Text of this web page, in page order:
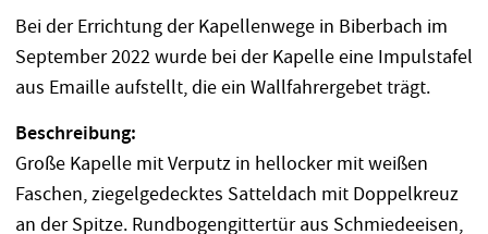
Bei der Errichtung der Kapellenwege in Biberbach im
September 2022 wurde bei der Kapelle eine Impulstafel
aus Emaille aufstellt, die ein Wallfahrergebet trägt.
Beschreibung:
Große Kapelle mit Verputz in hellocker mit weißen
Faschen, ziegelgedecktes Satteldach mit Doppelkreuz
an der Spitze. Rundbogengittertür aus Schmiedeeisen,